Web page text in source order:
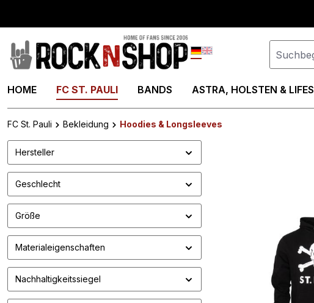
Deutsch
HOME FC ST. PAULI BANDS ASTRA, HOLSTEN &
FC St. Pauli Bekleidung Hoodies & Longsleeves
Hersteller
Geschlecht
Größe
Materialeigenschaften
Nachhaltigkeitssiegel